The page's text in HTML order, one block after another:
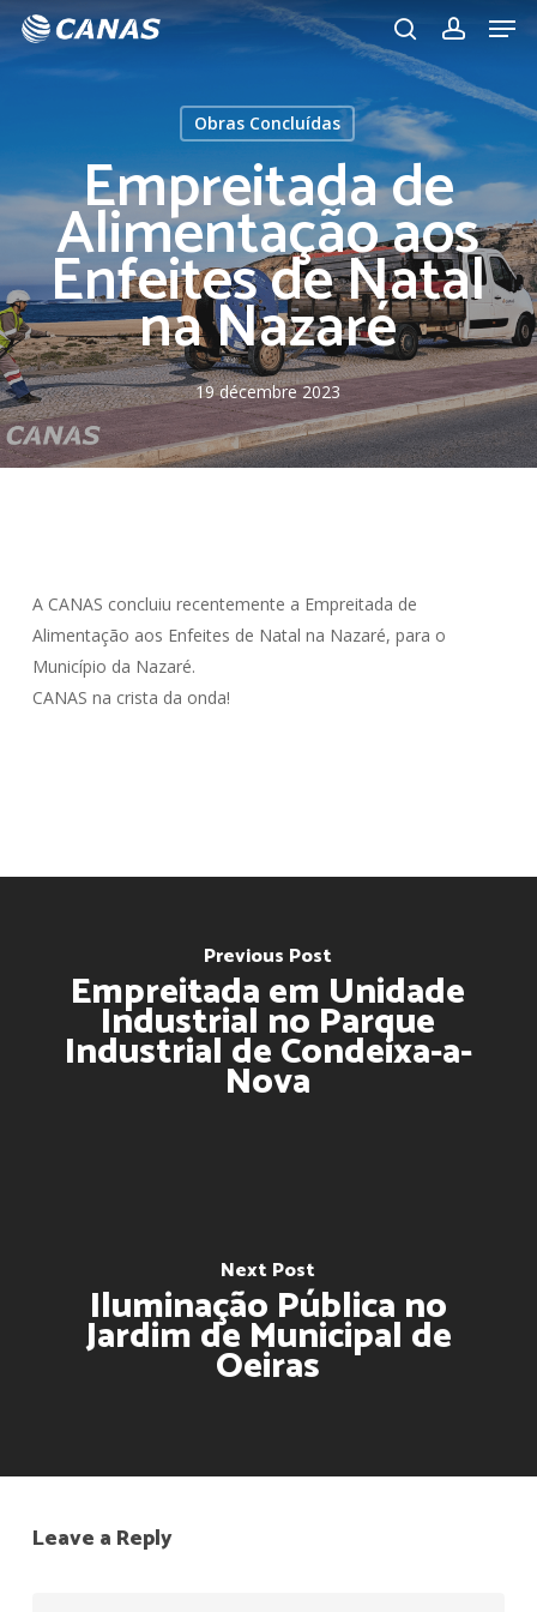
Skip
search
Obras Concluídas
Empreitada de
Alimentação aos
Enfeites de Natal
na Nazaré
19 décembre 2023
A CANAS concluiu recentemente a Empreitada de
Alimentação aos Enfeites de Natal na Nazaré, para o
Município da Nazaré.
CANAS na crista da onda!
Previous Post
Empreitada em Unidade
Industrial no Parque
Industrial de Condeixa-a-
Nova
Next Post
Iluminação Pública no
Jardim de Municipal de
Oeiras
Leave a Reply